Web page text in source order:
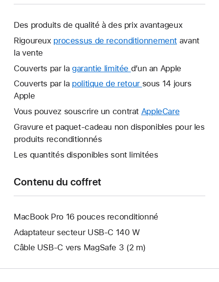
Des produits de qualité à des prix avantageux
Rigoureux processus de reconditionnement avant
la vente
Couverts par la garantie limitée Une
nouvelle
d’un an Apple
Couverts par la politique de retour Une
fenêtre
sous 14 jours
Apple
Vous pouvez souscrire un contrat AppleCare
nouvelle
Gravure et paquet-cadeau non disponibles pour les
produits reconditionnés
Les quantités disponibles sont limitées
Contenu du coffret
MacBook Pro 16 pouces reconditionné
Adaptateur secteur USB-C 140 W
Câble USB-C vers MagSafe 3 (2 m)